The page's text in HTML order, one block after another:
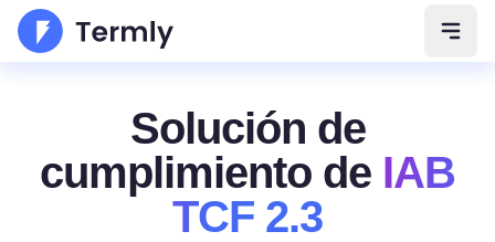
Abrir
Solución de
cumplimiento de IAB
TCF 2.3